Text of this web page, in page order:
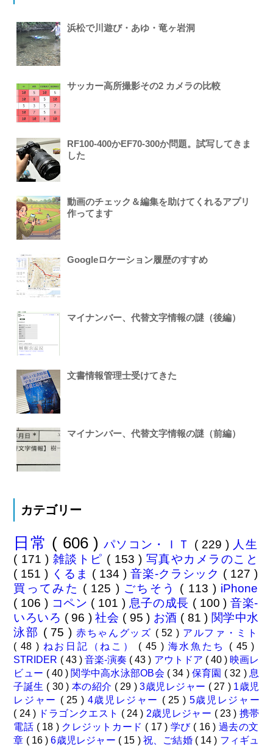
浜松で川遊び・あゆ・竜ヶ岩洞
サッカー高所撮影その2 カメラの比較
RF100-400かEF70-300か問題。試写してきま
した
動画のチェック＆編集を助けてくれるアプリ
作ってます
Googleロケーション履歴のすすめ
マイナンバー、代替文字情報の謎（後編）
文書情報管理士受けてきた
マイナンバー、代替文字情報の謎（前編）
カテゴリー
日常 ( 606 )パソコン・ＩＴ ( 229 ) 人生
( 171 ) 雑談トピ ( 153 ) 写真やカメラのこと
( 151 ) くるま ( 134 ) 音楽-クラシック ( 127 )
買ってみた ( 125 ) ごちそう ( 113 ) iPhone
( 106 ) コペン ( 101 ) 息子の成長 ( 100 )音楽-
いろいろ ( 96 )社会 ( 95 ) お酒 ( 81 ) 関学中水
泳部 ( 75 ) 赤ちゃんグッズ ( 52 ) アルファ・ミト
( 48 ) ねお日記（ねこ） ( 45 ) 海水魚たち ( 45 )
STRIDER ( 43 ) 音楽-演奏 ( 43 ) アウトドア ( 40 ) 映画レ
ビュー ( 40 ) 関学中高水泳部OB会 ( 34 ) 保育園 ( 32 ) 息
子誕生 ( 30 ) 本の紹介 ( 29 )3歳児レジャー ( 27 ) 1歳児
レジャー ( 25 ) 4歳児レジャー ( 25 ) 5歳児レジャー
( 24 ) ドラゴンクエスト ( 24 ) 2歳児レジャー ( 23 ) 携帯
電話 ( 18 ) クレジットカード ( 17 ) 学び ( 16 ) 過去の文
章 ( 16 )6歳児レジャー ( 15 ) 祝、ご結婚 ( 14 ) フィギュ